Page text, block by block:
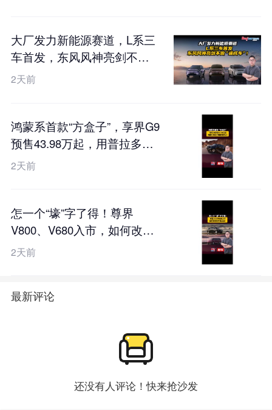
大厂发力新能源赛道，L系三
车首发，东风风神亮剑不
做“速成车”！
2天前
鸿蒙系首款“方盒子”，享界G9
预售43.98万起，用普拉多的
价格硬刚卫士？
2天前
怎一个“壕”字了得！尊界
V800、V680入市，如何改写
百万豪华局？
2天前
最新评论
还没有人评论！快来抢沙发